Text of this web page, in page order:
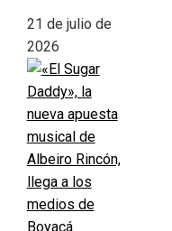
21 de julio de
2026